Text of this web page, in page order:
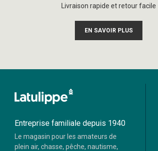
Livraison rapide et retour facile
EN SAVOIR PLUS
Visa
Entreprise familiale depuis 1940
Le magasin pour les amateurs de
plein air, chasse, pêche, nautisme,